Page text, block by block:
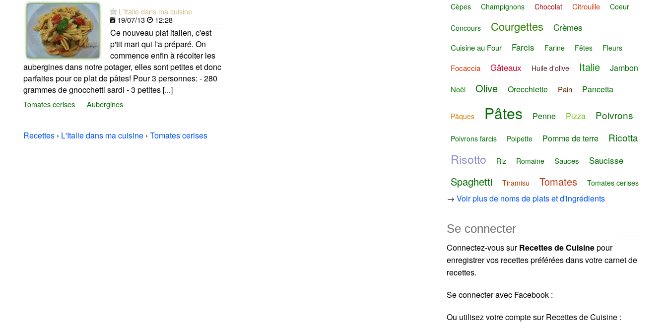
L'Italie dans ma cuisine
19/07/13
12:28
Ce nouveau plat italien, c'est
p'tit mari qui l'a préparé. On
commence enfin à récolter les
aubergines dans notre potager, elles sont petites et donc
parfaites pour ce plat de pâtes! Pour 3 personnes: - 280
grammes de gnocchetti sardi - 3 petites [...]
Tomates cerises Aubergines
Recettes › L'Italie dans ma cuisine › Tomates cerises
Cèpes Champignons Chocolat Citrouille Coeur
Concours Courgettes Crèmes
Cuisine au Four Farcis Farine Fêtes Fleurs
Focaccia Gâteaux Huile d'olive Italie Jambon
Noël Olive Orecchiette Pain Pancetta
Pâques Pâtes Penne Pizza Poivrons
Poivrons farcis Polpette Pomme de terre Ricotta
Risotto Riz Romaine Sauces Saucisse
Spaghetti Tiramisu Tomates Tomates cerises
→Voir plus de noms de plats et d'ingrédients
Se connecter
Connectez-vous surRecettes de Cuisinepour
enregistrer vos recettes préférées dans votre carnet de
recettes.
Se connecter avec Facebook :
Ou utilisez votre compte sur Recettes de Cuisine :